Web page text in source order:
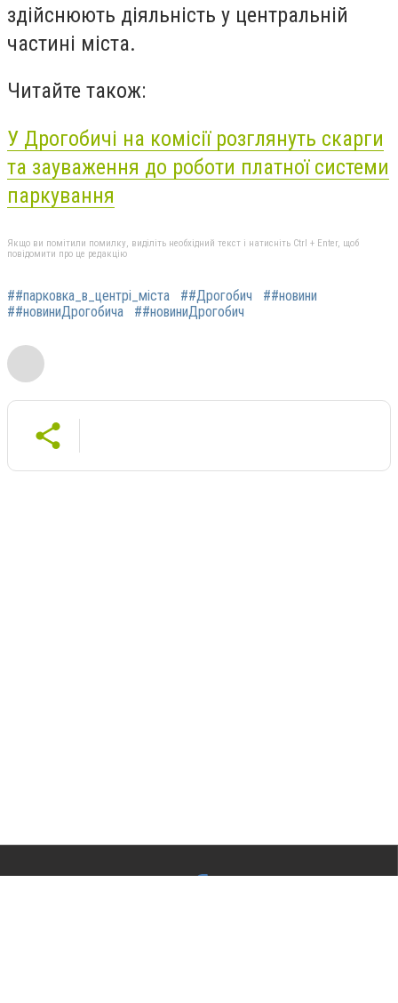
здійснюють діяльність у центральній
частині міста.
Читайте також:
У Дрогобичі на комісії розглянуть скарги
та зауваження до роботи платної системи
паркування
Якщо ви помітили помилку, виділіть необхідний текст і натисніть Ctrl + Enter, щоб
повідомити про це редакцію
##парковка_в_центрі_міста ##Дрогобич
##новини
##новиниДрогобича
##новиниДрогобич